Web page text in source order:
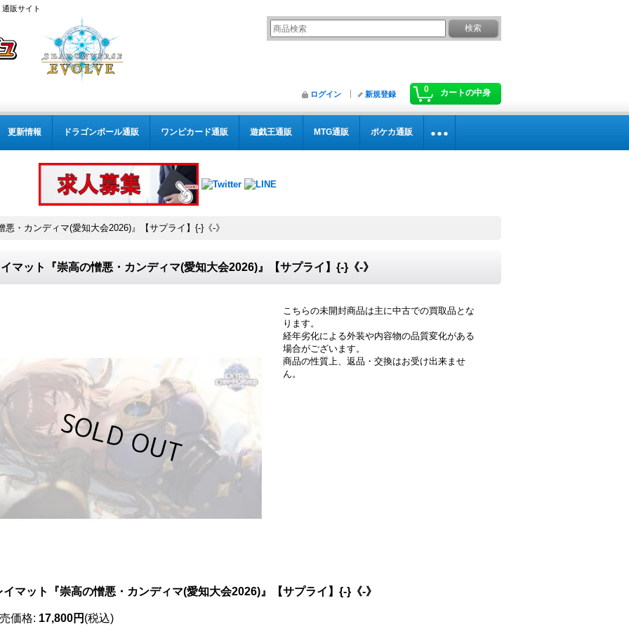
販サイト
0 カートの中身
ログイン 新規登録
更新情報 ドラゴンボール通販 ワンピカード通販 遊戯王通販 MTG通販 ポケカ通販
・カンディマ(愛知大会2026)』【サプライ】{-}《-》
マット『崇高の憎悪・カンディマ(愛知大会2026)』【サプライ】{-}《-》
こちらの未開封商品は主に中古での買取品とな
ります。
経年劣化による外装や内容物の品質変化がある
場合がございます。
商品の性質上、返品・交換はお受け出来ませ
ん。
イマット『崇高の憎悪・カンディマ(愛知大会2026)』【サプライ】{-}《-》
価格: 17,800円 (税込)